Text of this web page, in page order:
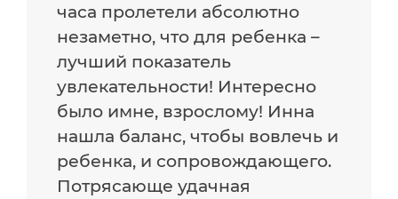
часа пролетели абсолютно
незаметно, что для ребенка –
лучший показатель
увлекательности! Интересно
было имне, взрослому! Инна
нашла баланс, чтобы вовлечь и
ребенка, и сопровождающего.
Потрясающе удачная